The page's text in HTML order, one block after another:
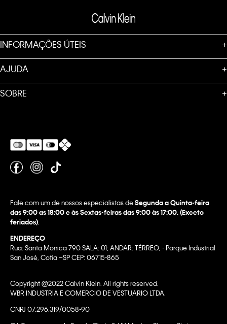
INFORMAÇÕES ÚTEIS +
AJUDA +
SOBRE +
Fale com um de nossos especialistas deSegunda a Quinta-feira
das 9:00 as 18:00 e às Sextas-feiras das 9:00 às 17:00. (Exceto
feriados)
ENDEREÇO
Rua: Santa Monica 790 SALA: 01; ANDAR: TÉRREO; - Parque Industrial
San José, Cotia –SP CEP: 06715-865
Copyright @2022 Calvin Klein. All rights reserved.
WBR INDUSTRIA E COMERCIO DE VESTUARIO LTDA.
CNPJ 07.296.319/0058-90